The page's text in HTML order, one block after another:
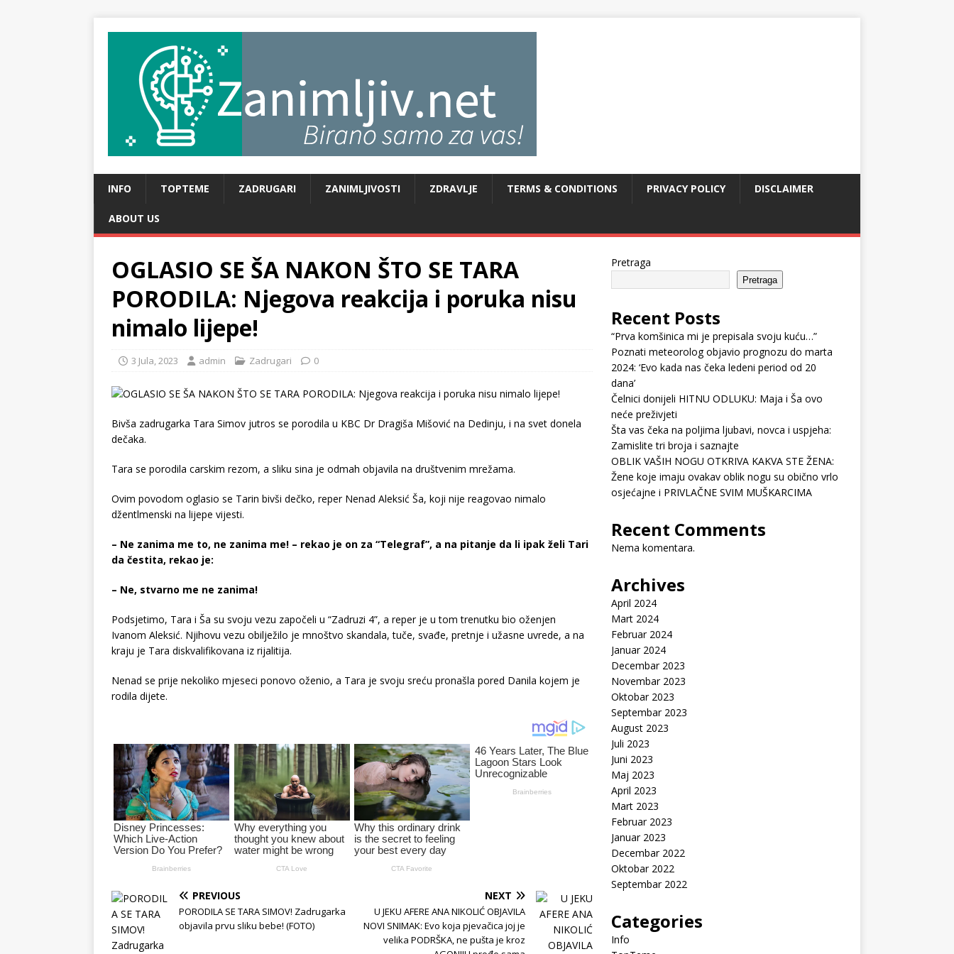
INFO TOPTEME ZADRUGARI ZANIMLJIVOSTI ZDRAVLJE TERMS & CONDITIONS PRIVACY POLICY DISCLAIMER
ABOUT US
OGLASIO SE ŠA NAKON ŠTO SE TARA
PORODILA: Njegova reakcija i poruka nisu
nimalo lijepe!
3 Jula, 2023 admin Zadrugari 0
Bivša zadrugarka Tara Simov jutros se porodila u KBC Dr Dragiša Mišović na Dedinju, i na svet donela
dečaka.
Tara se porodila carskim rezom, a sliku sina je odmah objavila na društvenim mrežama.
Ovim povodom oglasio se Tarin bivši dečko, reper Nenad Aleksić Ša, koji nije reagovao nimalo
džentlmenski na lijepe vijesti.
– Ne zanima me to, ne zanima me! – rekao je on za “Telegraf”, a na pitanje da li ipak želi Tari
da čestita, rekao je:
– Ne, stvarno me ne zanima!
Podsjetimo, Tara i Ša su svoju vezu započeli u “Zadruzi 4”, a reper je u tom trenutku bio oženjen
Ivanom Aleksić. Njihovu vezu obilježilo je mnoštvo skandala, tuče, svađe, pretnje i užasne uvrede, a na
kraju je Tara diskvalifikovana iz rijalitija.
Nenad se prije nekoliko mjeseci ponovo oženio, a Tara je svoju sreću pronašla pored Danila kojem je
rodila dijete.
PREVIOUS
PORODILA SE TARA SIMOV! Zadrugarka
objavila prvu sliku bebe! (FOTO)
NEXT
U JEKU AFERE ANA NIKOLIĆ OBJAVILA
NOVI SNIMAK: Evo koja pjevačica joj je
velika PODRŠKA, ne pušta je kroz
Pretraga
Pretraga
Recent Posts
“Prva komšinica mi je prepisala svoju kuću…”
Poznati meteorolog objavio prognozu do marta
2024: ‘Evo kada nas čeka ledeni period od 20
dana’
Čelnici donijeli HITNU ODLUKU: Maja i Ša ovo
neće preživjeti
Šta vas čeka na poljima ljubavi, novca i uspjeha:
Zamislite tri broja i saznajte
OBLIK VAŠIH NOGU OTKRIVA KAKVA STE ŽENA:
Žene koje imaju ovakav oblik nogu su obično vrlo
osjećajne i PRIVLAČNE SVIM MUŠKARCIMA
Recent Comments
Nema komentara.
Archives
April 2024
Mart 2024
Februar 2024
Januar 2024
Decembar 2023
Novembar 2023
Oktobar 2023
Septembar 2023
August 2023
Juli 2023
Juni 2023
Maj 2023
April 2023
Mart 2023
Februar 2023
Januar 2023
Decembar 2022
Oktobar 2022
Septembar 2022
Categories
Info